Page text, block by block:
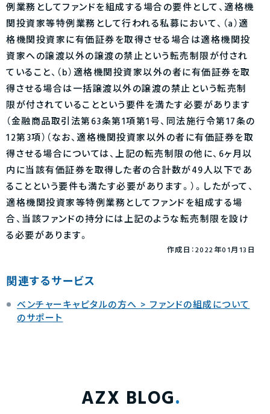
例業務としてファンドを組成する場合の要件として、適格機
関投資家等特例業務として行われる私募において、（a）適
格機関投資家に有価証券を取得させる場合は適格機関投
資家への譲渡以外の譲渡の禁止という転売制限が付され
ていること、（b）適格機関投資家以外の者に有価証券を取
得させる場合は一括譲渡以外の譲渡の禁止という転売制
限が付されていることという要件を満たす必要があります
（金融商品取引法第63条第1項第1号、同法施行令第17条の
12第3項）（なお、適格機関投資家以外の者に有価証券を取
得させる場合については、上記の転売制限の他に、6ヶ月以
内に当該有価証券を取得した者の合計数が49人以下であ
ることという要件も満たす必要があります。）。したがって、
適格機関投資家等特例業務としてファンドを組成する場
合、当該ファンドの持分には上記のような転売制限を設け
る必要があります。
作成日：2022年01月13日
関連するサービス
ベンチャーキャピタルの方へ > ファンドの組成について
のサポート
AZX BLOG